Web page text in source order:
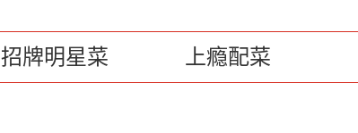
招牌明星菜 上瘾配菜